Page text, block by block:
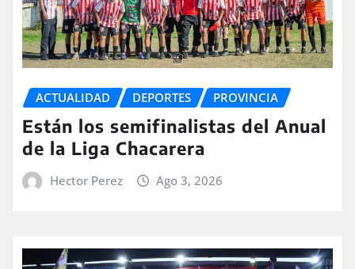
ACTUALIDAD DEPORTES PROVINCIA
Están los semifinalistas del Anual
de la Liga Chacarera
Hector Perez Ago 3, 2026